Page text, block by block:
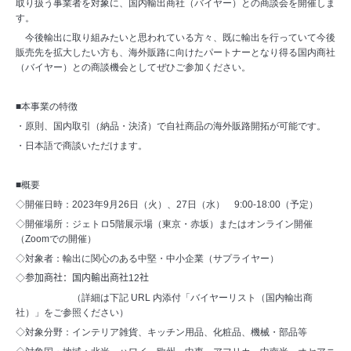
取り扱う事業者を対象に、国内輸出商社（バイヤー）との商談会を開催しま
す。
今後輸出に取り組みたいと思われている方々、既に輸出を行っていて今後
販売先を拡大したい方も、海外販路に向けたパートナーとなり得る国内商社
（バイヤー）との商談機会としてぜひご参加ください。
■本事業の特徴
・原則、国内取引（納品・決済）で自社商品の海外販路開拓が可能です。
・日本語で商談いただけます。
■概要
◇開催日時： 2023年9 月26 日（火）、 27 日（水） 9:00-18:00 （予定）
◇開催場所：ジェトロ5階展示場（東京・赤坂）またはオンライン開催
（Zoomでの開催）
◇対象者：輸出に関心のある中堅・中小企業（サプライヤー）
◇参加商社：国内輸出商社12社
（詳細は下記 URL 内添付「バイヤーリスト（国内輸出商
社）」をご参照ください）
◇対象分野：インテリア雑貨、キッチン用品、​化粧品、機械・部品等